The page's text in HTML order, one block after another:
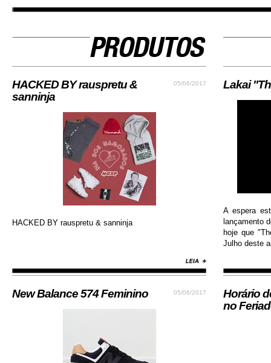
05/06/2017
HACKED BY rauspretu &
sanninja
HACKED BY rauspretu & sanninja
05/06/2017
New Balance 574 Feminino
Lakai
A espera
lançamento
hoje que
Julho deste
Horário
no